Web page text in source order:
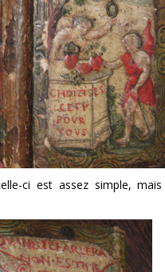
ci est assez simple,